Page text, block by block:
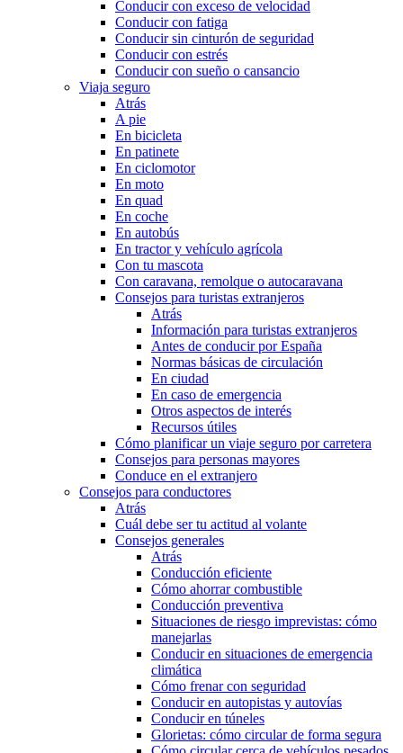
Conducir con exceso de velocidad
Conducir con fatiga
Conducir sin cinturón de seguridad
Conducir con estrés
Conducir con sueño o cansancio
Viaja seguro
Atrás
A pie
En bicicleta
En patinete
En ciclomotor
En moto
En quad
En coche
En autobús
En tractor y vehículo agrícola
Con tu mascota
Con caravana, remolque o autocaravana
Consejos para turistas extranjeros
Atrás
Información para turistas extranjeros
Antes de conducir por España
Normas básicas de circulación
En ciudad
En caso de emergencia
Otros aspectos de interés
Recursos útiles
Cómo planificar un viaje seguro por carretera
Consejos para personas mayores
Conduce en el extranjero
Consejos para conductores
Atrás
Cuál debe ser tu actitud al volante
Consejos generales
Atrás
Conducción eficiente
Cómo ahorrar combustible
Conducción preventiva
Situaciones de riesgo imprevistas: cómo
manejarlas
Conducir en situaciones de emergencia
climática
Cómo frenar con seguridad
Conducir en autopistas y autovías
Conducir en túneles
Glorietas: cómo circular de forma segura